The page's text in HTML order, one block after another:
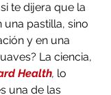
te dijera que la
una pastilla, sino
y en una
La ciencia,
Health, lo
una de las